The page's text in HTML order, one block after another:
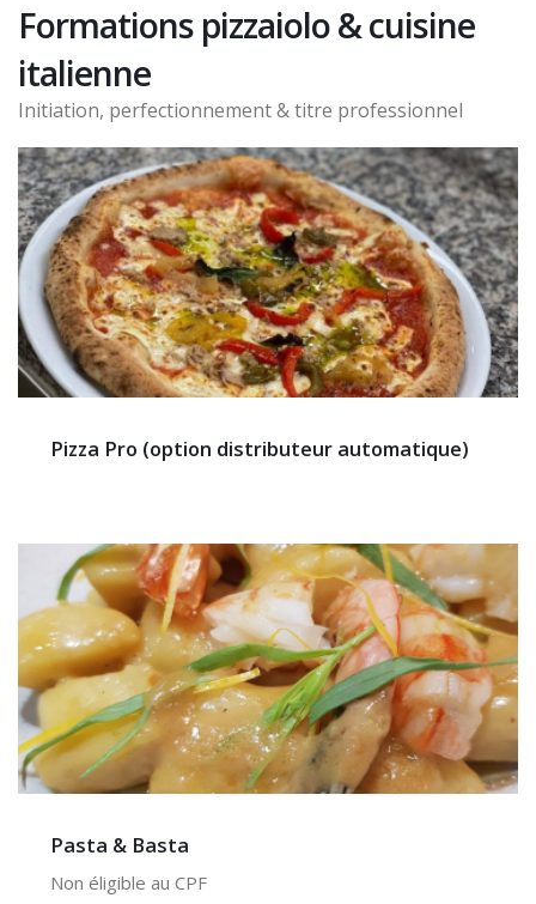
Formations pizzaiolo & cuisine
italienne
Initiation, perfectionnement & titre professionnel
Pizza Pro (option distributeur automatique)
Pasta & Basta
Non éligible au CPF